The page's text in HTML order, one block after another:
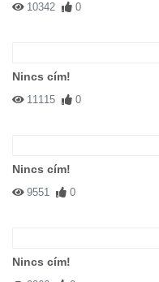
10342 0
Nincs cím!
11115 0
Nincs cím!
9551 0
Nincs cím!